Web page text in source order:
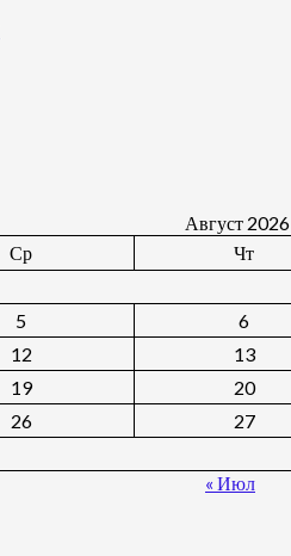
Август 2026
Ср Чт
5 6
12 13
19 20
26 27
« Июл